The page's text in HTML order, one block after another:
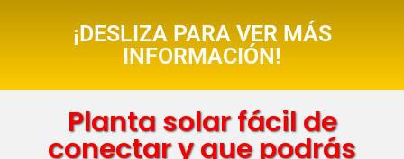
¡DESLIZA PARA VER MÁS
INFORMACIÓN!
Planta solar fácil de
conectar y que podrás